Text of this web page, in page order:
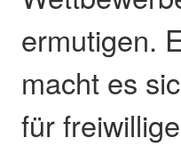
ermutigen.
macht es
für